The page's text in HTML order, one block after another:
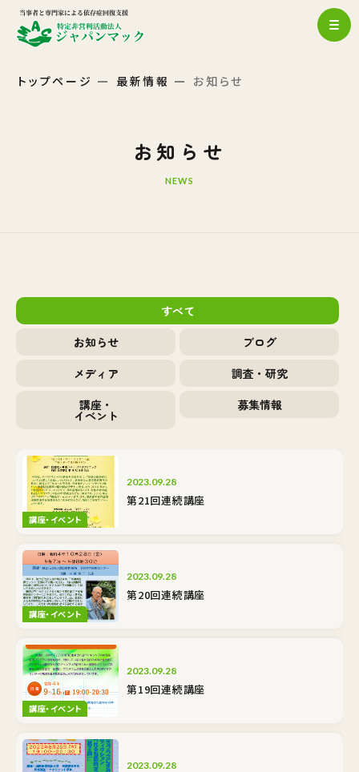
トップページ 最新情報 お知らせ
お知らせ
NEWS
すべて
お知らせ
ブログ
メディア
調査・研究
講座・
イベント
募集情報
講座・イベント
2023.09.28
第21回連続講座
講座・イベント
2023.09.28
第20回連続講座
講座・イベント
2023.09.28
第19回連続講座
2023.09.28